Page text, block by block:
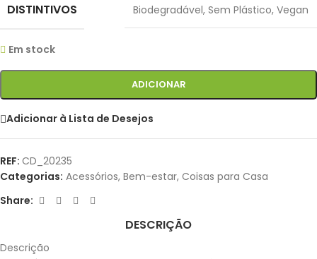
DISTINTIVOS Biodegradável, Sem Plástico, Vegan
Em stock
ADICIONAR
Adicionar à Lista de Desejos
REF: CD_20235
Categorias: Acessórios, Bem-estar, Coisas para Casa
Share:
DESCRIÇÃO
Descrição